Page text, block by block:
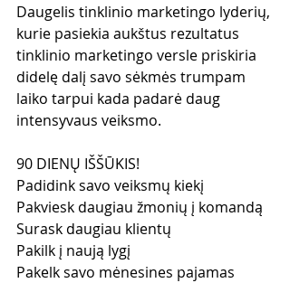
Daugelis tinklinio marketingo lyderių,
kurie pasiekia aukštus rezultatus
tinklinio marketingo versle priskiria
didelę dalį savo sėkmės trumpam
laiko tarpui kada padarė daug
intensyvaus veiksmo.
90 DIENŲ IŠŠŪKIS!
Padidink savo veiksmų kiekį
Pakviesk daugiau žmonių į komandą
Surask daugiau klientų
Pakilk į naują lygį
Pakelk savo mėnesines pajamas